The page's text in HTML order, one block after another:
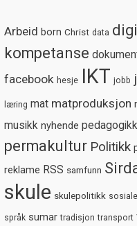
Arbeid born Christ data
kompetanse
facebook hesje IKT jobb
læring mat matproduksjon
musikk nyhende pedagogikk
permakultur Politikk
reklame RSS samfunn
skule skulepolitikk
språk sumar tradisjon transport